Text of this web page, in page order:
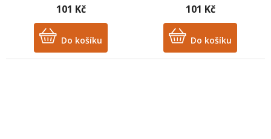
101 Kč
Do košíku
101 Kč
Do košíku